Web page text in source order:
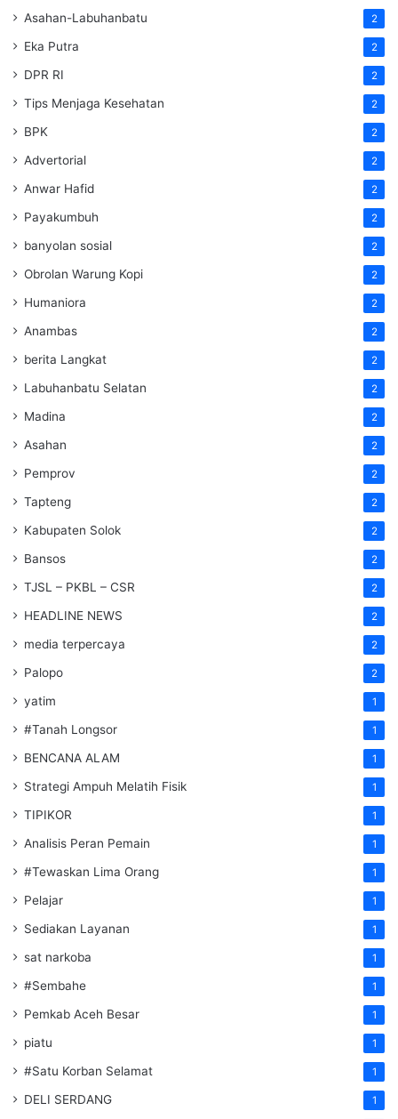
Asahan-Labuhanbatu 2
Eka Putra 2
DPR RI 2
Tips Menjaga Kesehatan 2
BPK 2
Advertorial 2
Anwar Hafid 2
Payakumbuh 2
banyolan sosial 2
Obrolan Warung Kopi 2
Humaniora 2
Anambas 2
berita Langkat 2
Labuhanbatu Selatan 2
Madina 2
Asahan 2
Pemprov 2
Tapteng 2
Kabupaten Solok 2
Bansos 2
TJSL – PKBL – CSR 2
HEADLINE NEWS 2
media terpercaya 2
Palopo 2
yatim 1
#Tanah Longsor 1
BENCANA ALAM 1
Strategi Ampuh Melatih Fisik 1
TIPIKOR 1
Analisis Peran Pemain 1
#Tewaskan Lima Orang 1
Pelajar 1
Sediakan Layanan 1
sat narkoba 1
#Sembahe 1
Pemkab Aceh Besar 1
piatu 1
#Satu Korban Selamat 1
DELI SERDANG 1